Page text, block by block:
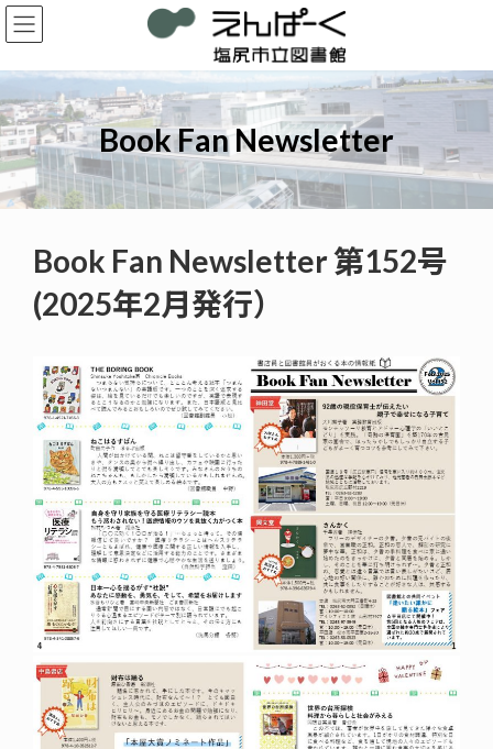
コ
ン
ン
ツ
へ
ス
キ
ッ
プ
ナ
ビ
ー
シ
ョ
ン
に
移
動
Book Fan Newsletter
Book Fan Newsletter 第152号
(2025年2月発行）